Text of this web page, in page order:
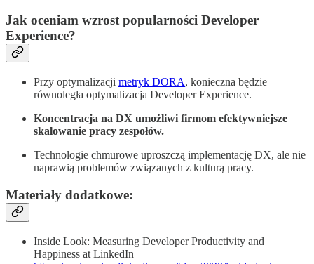
Jak oceniam wzrost popularności Developer
Experience?
Przy optymalizacji metryk DORA, konieczna będzie
równoległa optymalizacja Developer Experience.
Koncentracja na DX umożliwi firmom efektywniejsze
skalowanie pracy zespołów.
Technologie chmurowe uproszczą implementację DX, ale nie
naprawią problemów związanych z kulturą pracy.
Materiały dodatkowe:
Inside Look: Measuring Developer Productivity and
Happiness at LinkedIn